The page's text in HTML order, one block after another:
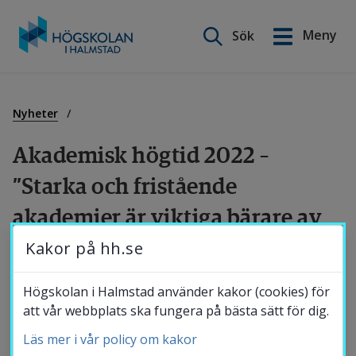
innehåll
Sök
Meny
Nyheter
Akademisk högtid 2022 –
”Starka och fristående
akademier är viktiga bärare av
demokratin”
I fredags, 18 november, firade Högskolan i
Halmstad sin traditionsenliga akademiska
högtid, en fest för att fira akademiska
English
Utbildning
Forskning
Samverkan
Om Högskolan
Kakor på hh.se
Högskolan i Halmstad använder kakor (cookies) för
att vår webbplats ska fungera på bästa sätt för dig.
Läs mer i vår policy om kakor